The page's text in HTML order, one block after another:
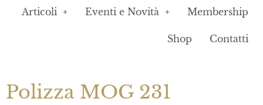
Articoli Eventi e Novità Membership
Shop Contatti
Polizza MOG 231